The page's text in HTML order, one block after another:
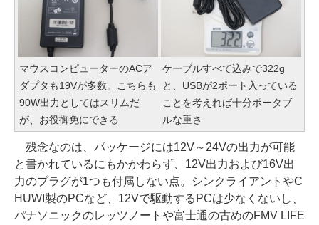
マウスコンピューターのACア
ダプタも19Vが多数。こちらも
90W出力としてはスリムだ
が、お役御免にできる
ケーブルすべて込みで322g
と、USBが2ポート入っている
ことを考えれば十分ポータブ
ルな重さ
残念なのは、パッケージには12V～24Vの出力が可能
と書かれているにもかかわらず、12V出力および16V出
力のプラグが1つも付属しない点。シンクライアントやC
HUWI製のPCなど、12Vで駆動するPCは少なくないし、
パナソニックのレッツノートや富士通の古めのFMV LIFE